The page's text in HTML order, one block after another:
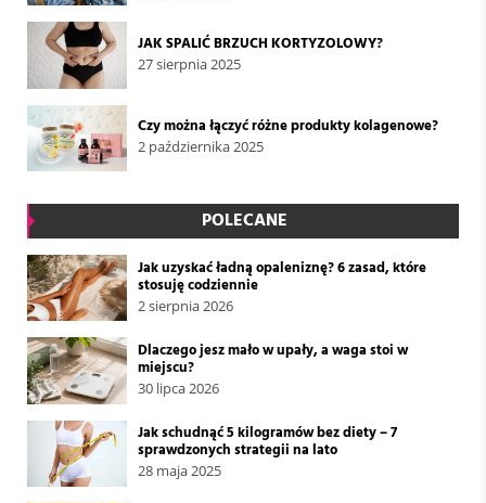
JAK SPALIĆ BRZUCH KORTYZOLOWY?
27 sierpnia 2025
Czy można łączyć różne produkty kolagenowe?
2 października 2025
POLECANE
Jak uzyskać ładną opaleniznę? 6 zasad, które
stosuję codziennie
2 sierpnia 2026
Dlaczego jesz mało w upały, a waga stoi w
miejscu?
30 lipca 2026
Jak schudnąć 5 kilogramów bez diety – 7
sprawdzonych strategii na lato
28 maja 2025